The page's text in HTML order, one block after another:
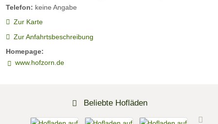
Telefon: keine Angabe
Zur Karte
Zur Anfahrtsbeschreibung
Homepage:
www.hofzorn.de
Beliebte Hofläden